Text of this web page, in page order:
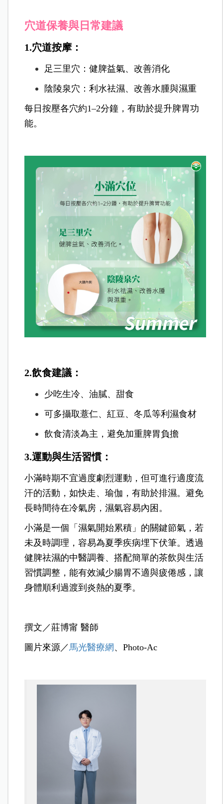
穴道保養與日常建議
1.穴道按摩：
足三里穴：健脾益氣、改善消化
陰陵泉穴：利水祛濕、改善水腫與濕重
每日按壓各穴約1–2分鐘，有助於提升脾胃功
能。
2.飲食建議：
少吃生冷、油膩、甜食
可多攝取薏仁、紅豆、冬瓜等利濕食材
飲食清淡為主，避免加重脾胃負擔
3.運動與生活習慣：
小滿時期不宜過度劇烈運動，但可進行適度流
汗的活動，如快走、瑜伽，有助於排濕。避免
長時間待在冷氣房，濕氣容易內困。
小滿是一個「濕氣開始累積」的關鍵節氣，若
未及時調理，容易為夏季疾病埋下伏筆。透過
健脾祛濕的中醫調養、搭配簡單的茶飲與生活
習慣調整，能有效減少腸胃不適與疲倦感，讓
身體順利過渡到炎熱的夏季。
撰文／莊博甯 醫師
圖片來源／ 馬光醫療網、Photo-Ac